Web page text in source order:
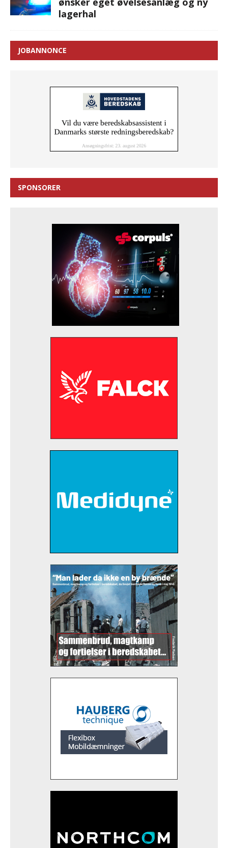
lagerhal
JOBANNONCE
SPONSORER